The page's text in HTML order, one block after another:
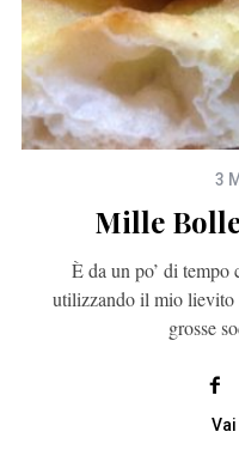
3
Mille
È da un po’ di tempo
utilizzando il mio lievito
grosse